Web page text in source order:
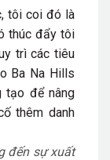
tôi coi đó là
thúc đẩy tôi
trì các tiêu
Ba Na Hills
tạo để nâng
thêm danh
đến sự xuất